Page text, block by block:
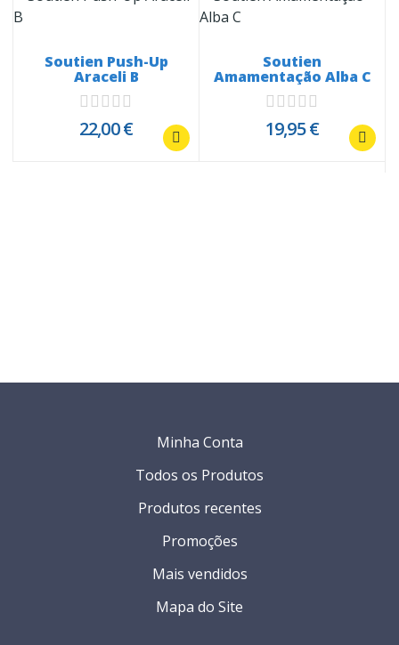
Soutien Push-Up
Araceli B
22,00 €
Soutien
Amamentação Alba C
19,95 €
Minha Conta
Todos os Produtos
Produtos recentes
Promoções
Mais vendidos
Mapa do Site